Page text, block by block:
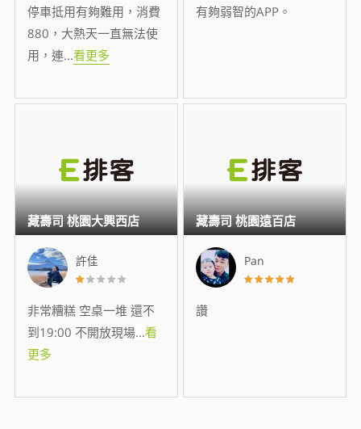
停車抵用有夠難用，消費
880，大熱天一直無法使
用，連...看更多
有夠弱智的APP。
許佳
非常糟糕 空桌一堆 還不
到19:00 不開放現場...看
更多
藏壽司 桃園大興西店
Pan
讚
藏壽司 桃園遠百店